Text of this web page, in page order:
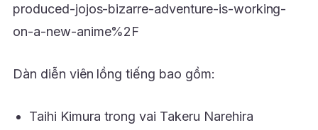
produced-jojos-bizarre-adventure-is-working-
on-a-new-anime%2F
Dàn diễn viên lồng tiếng bao gồm:
Taihi Kimura trong vai Takeru Narehira